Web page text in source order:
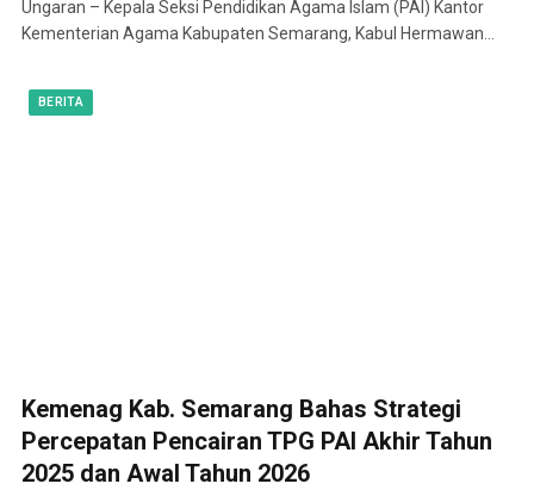
Ungaran – Kepala Seksi Pendidikan Agama Islam (PAI) Kantor
Kementerian Agama Kabupaten Semarang, Kabul Hermawan…
BERITA
Kemenag Kab. Semarang Bahas Strategi
Percepatan Pencairan TPG PAI Akhir Tahun
2025 dan Awal Tahun 2026